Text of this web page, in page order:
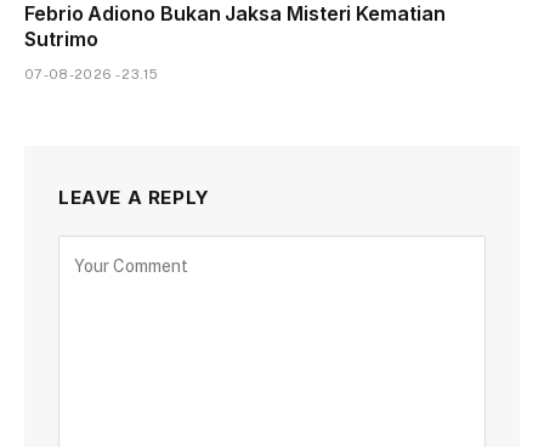
Febrio Adiono Bukan Jaksa Misteri Kematian
Sutrimo
07-08-2026 - 23.15
LEAVE A REPLY